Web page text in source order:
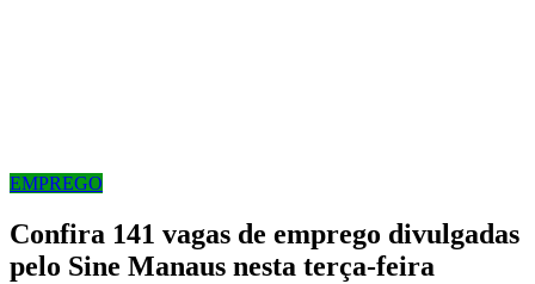
EMPREGO
Confira 141 vagas de emprego divulgadas
pelo Sine Manaus nesta terça-feira